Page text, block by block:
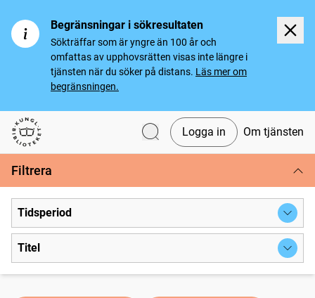
Begränsningar i sökresultaten
Sökträffar som är yngre än 100 år och
omfattas av upphovsrätten visas inte längre i
tjänsten när du söker på distans. Läs mer om
begränsningen.
Svenska tidningar
Logga in Om tjänsten
Filtrera
Tidsperiod
Titel